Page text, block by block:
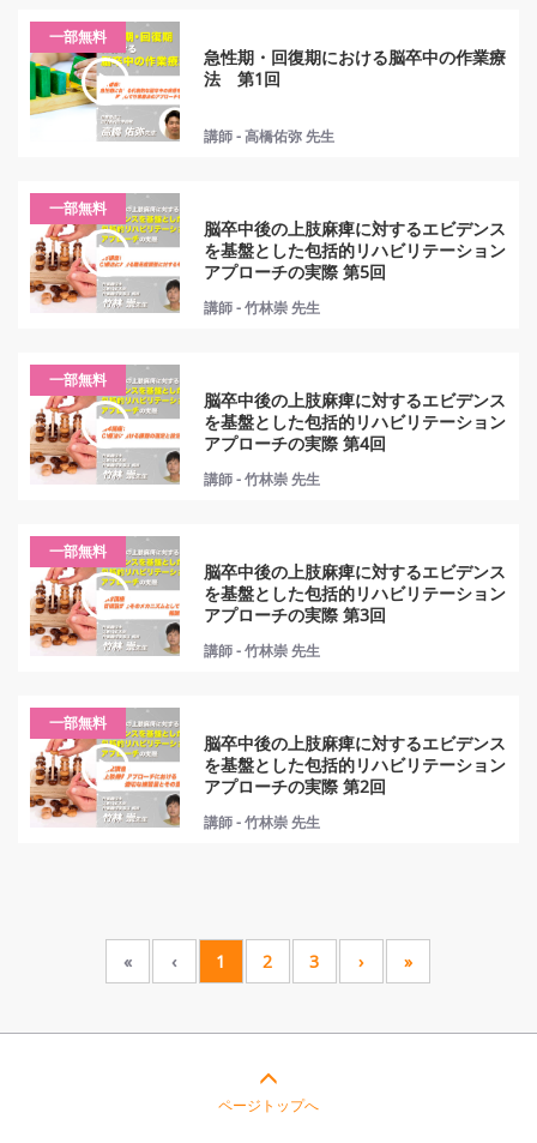
一部無料
急性期・回復期における脳卒中の作業療
法 第1回
講師 - 高橋佑弥 先生
一部無料
脳卒中後の上肢麻痺に対するエビデンス
を基盤とした包括的リハビリテーション
アプローチの実際 第5回
講師 - 竹林崇 先生
一部無料
脳卒中後の上肢麻痺に対するエビデンス
を基盤とした包括的リハビリテーション
アプローチの実際 第4回
講師 - 竹林崇 先生
一部無料
脳卒中後の上肢麻痺に対するエビデンス
を基盤とした包括的リハビリテーション
アプローチの実際 第3回
講師 - 竹林崇 先生
一部無料
脳卒中後の上肢麻痺に対するエビデンス
を基盤とした包括的リハビリテーション
アプローチの実際 第2回
講師 - 竹林崇 先生
« ‹ 1 2 3 › »
ページトップへ